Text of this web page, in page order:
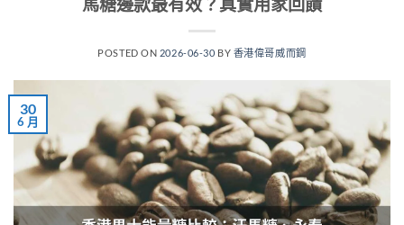
馬糖邊款最有效？真實用家回饋
POSTED ON 2026-06-30 BY 香港偉哥威而鋼
30
6 月